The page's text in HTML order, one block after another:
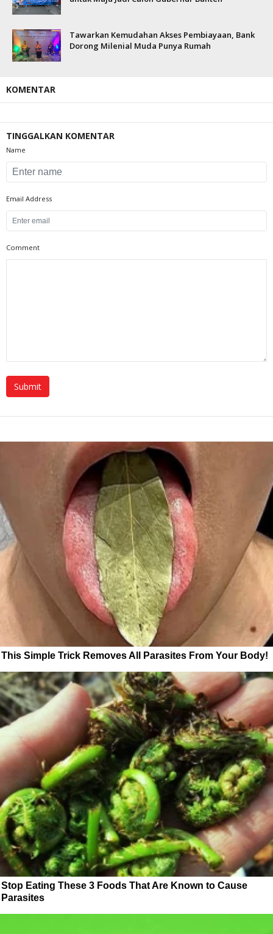
Tawarkan Kemudahan Akses Pembiayaan, Bank
Dorong Milenial Muda Punya Rumah
KOMENTAR
TINGGALKAN KOMENTAR
Name
Email Address
Comment
This Simple Trick Removes All Parasites From Your Body!
Stop Eating These 3 Foods That Are Known to Cause
Parasites